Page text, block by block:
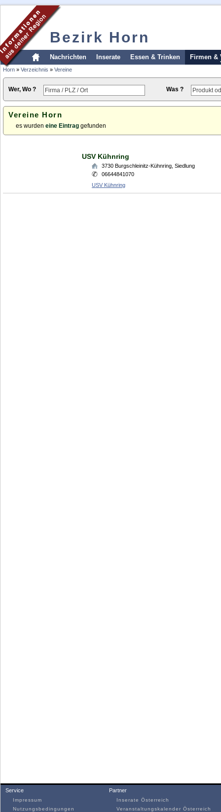
Bezirk Horn
Nachrichten Inserate Essen & Trinken Firmen &
Horn » Verzeichnis » Vereine
Wer, Wo ? Was ?
Vereine Horn
es wurden eine Eintrag gefunden
USV Kühnring
3730 Burgschleinitz-Kühnring Siedlung
06644841070
USV Kühnring
Service
Impressum
Nutzungsbedingungen
Partner
Inserate Österreich
Veranstaltungskalender Österreich